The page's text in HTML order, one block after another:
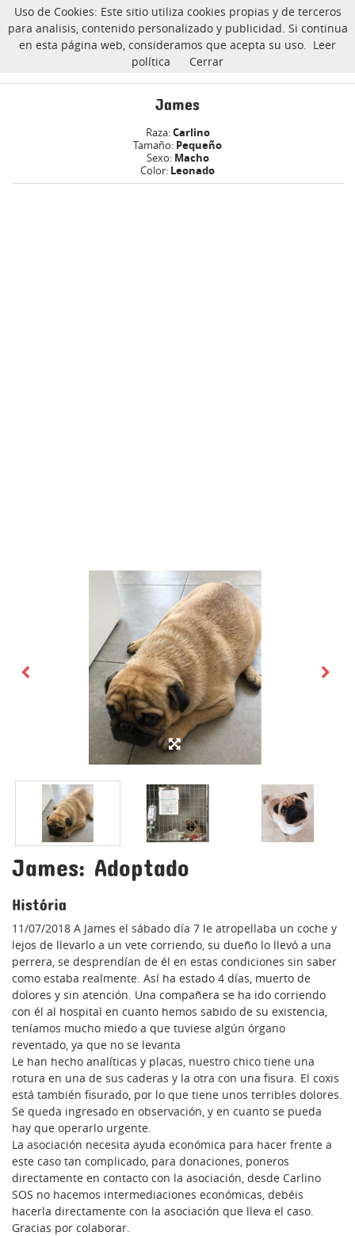
CarlinoSOS
James carlino Adoptado
James
Raza:Carlino
Tamaño: Pequeño
Sexo: Macho
Color: Leonado
James: Adoptado
História
11/07/2018 A James el sábado día 7 le atropellaba un coche y
lejos de llevarlo a un vete corriendo, su dueño lo llevó a una
perrera, se desprendían de él en estas condiciones sin saber
como estaba realmente. Así ha estado 4 días, muerto de
dolores y sin atención. Una compañera se ha ido corriendo
con él al hospital en cuanto hemos sabido de su existencia,
teníamos mucho miedo a que tuviese algún órgano
reventado, ya que no se levanta
Le han hecho analíticas y placas, nuestro chico tiene una
rotura en una de sus caderas y la otra con una fisura. El coxis
está también fisurado, por lo que tiene unos terribles dolores.
Se queda ingresado en observación, y en cuanto se pueda
hay que operarlo urgente.
La asociación necesita ayuda económica para hacer frente a
este caso tan complicado, para donaciones, poneros
directamente en contacto con la asociación, desde Carlino
SOS no hacemos intermediaciones económicas, debéis
hacerla directamente con la asociación que lleva el caso.
Gracias por colaborar.
Uso de Cookies: Este sitio utiliza cookies propias y de terceros
para analisis, contenido personalizado y publicidad. Si continua
en esta página web, consideramos que acepta su uso. Leer
política
Cerrar